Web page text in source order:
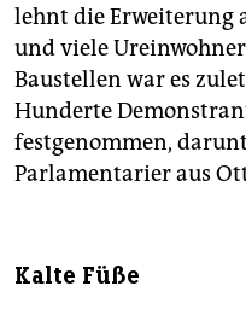
lehnt die Erweiterung
und viele
Baustellen war es
Hunderte
festgenommen,
Parlamentarier aus
Kalte Füße